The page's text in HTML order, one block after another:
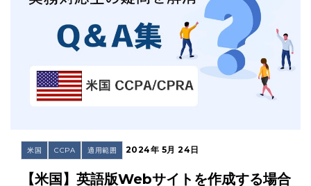
米国 CCPA 適用範囲 2024年 5月 24日
【米国】英語版Webサイトを作成する場合